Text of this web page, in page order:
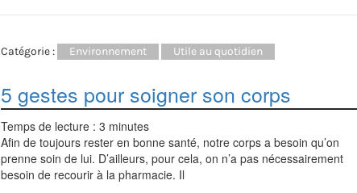
Catégorie : Environnement Utile au quotidien
5 gestes pour soigner son corps
Temps de lecture : 3 minutes
Afin de toujours rester en bonne santé, notre corps a besoin qu’on
prenne soin de lui. D’ailleurs, pour cela, on n’a pas nécessairement
besoin de recourir à la pharmacie. Il